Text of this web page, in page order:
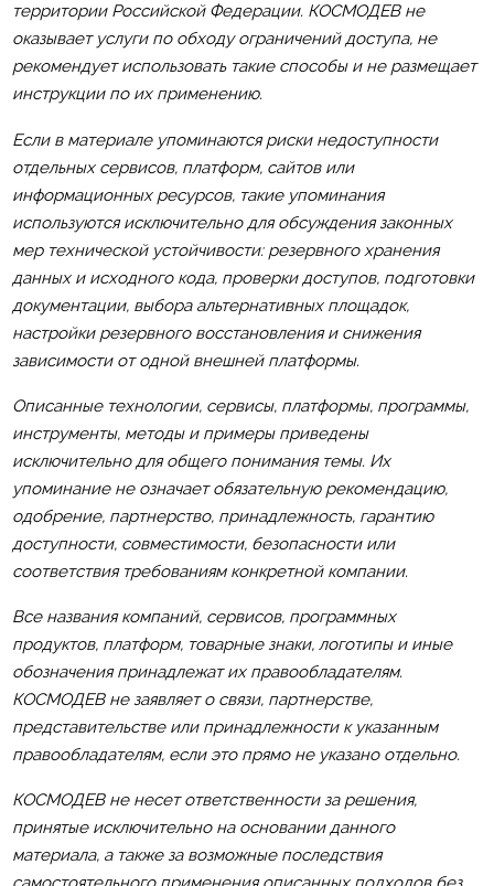
территории Российской Федерации. КОСМОДЕВ не
оказывает услуги по обходу ограничений доступа, не
рекомендует использовать такие способы и не размещает
инструкции по их применению.
Если в материале упоминаются риски недоступности
отдельных сервисов, платформ, сайтов или
информационных ресурсов, такие упоминания
используются исключительно для обсуждения законных
мер технической устойчивости: резервного хранения
данных и исходного кода, проверки доступов, подготовки
документации, выбора альтернативных площадок,
настройки резервного восстановления и снижения
зависимости от одной внешней платформы.
Описанные технологии, сервисы, платформы, программы,
инструменты, методы и примеры приведены
исключительно для общего понимания темы. Их
упоминание не означает обязательную рекомендацию,
одобрение, партнерство, принадлежность, гарантию
доступности, совместимости, безопасности или
соответствия требованиям конкретной компании.
Все названия компаний, сервисов, программных
продуктов, платформ, товарные знаки, логотипы и иные
обозначения принадлежат их правообладателям.
КОСМОДЕВ не заявляет о связи, партнерстве,
представительстве или принадлежности к указанным
правообладателям, если это прямо не указано отдельно.
КОСМОДЕВ не несет ответственности за решения,
принятые исключительно на основании данного
материала, а также за возможные последствия